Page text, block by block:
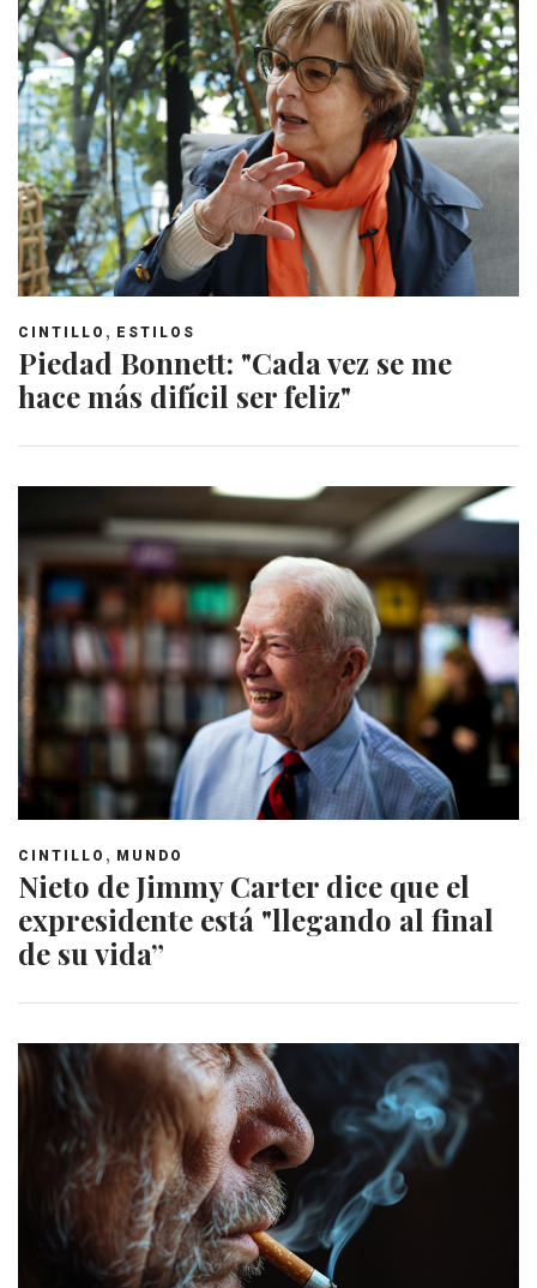
CINTILLO , ESTILOS
Piedad Bonnett: "Cada vez se me
hace más difícil ser feliz"
CINTILLO , MUNDO
Nieto de Jimmy Carter dice que el
expresidente está "llegando al final
de su vida”